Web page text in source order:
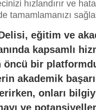
hızlandırır ve
tamamlamanızı
eğitim ve
kapsamlı
öncü bir
akademik
onları
ve